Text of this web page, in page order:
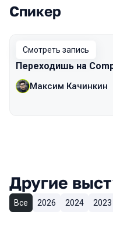
Выступления
Спикер
Смотреть запись
Переходишь на
Максим Качинкин
Другие
Все 2026 2024 2023